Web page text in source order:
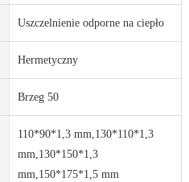
Uszczelnienie odporne na ciepło
Hermetyczny
Brzeg 50
110*90*1,3 mm,130*110*1,3
mm,130*150*1,3
mm,150*175*1,5 mm